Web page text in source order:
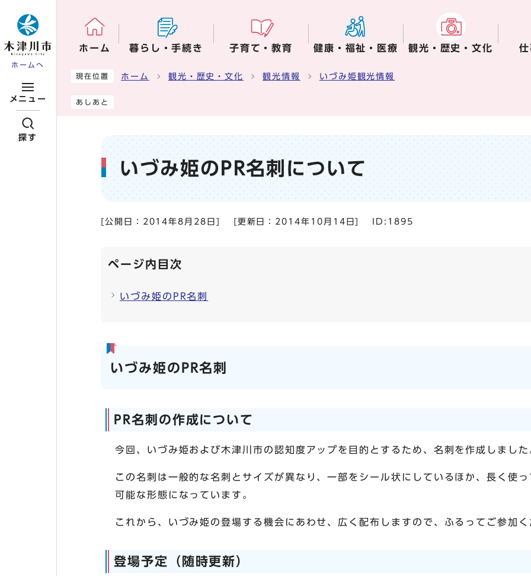
ホームへ
メニュー
探す
ホーム 暮らし・手続き 子育て・教育 健康・福祉・医療 観光・歴史・文化
ここから本文です
現在位置 ホーム 観光・歴史・文化 観光情報 いづみ姫観光情報
あしあと
いづみ姫のPR名刺について
[公開日： 2014年8月28日 [更新日： 2014年10月14日 ID:1895
ページ内目次
いづみ姫のPR名刺
いづみ姫のPR名刺
PR名刺の作成について
今回、いづみ姫および木津川市の認知度アップを目的とするため、名刺を作成しました
この名刺は一般的な名刺とサイズが異なり、一部をシール状にしているほか、長く使
可能な形態になっています。
これから、いづみ姫の登場する機会にあわせ、広く配布しますので、ふるってご参加
登場予定（随時更新）